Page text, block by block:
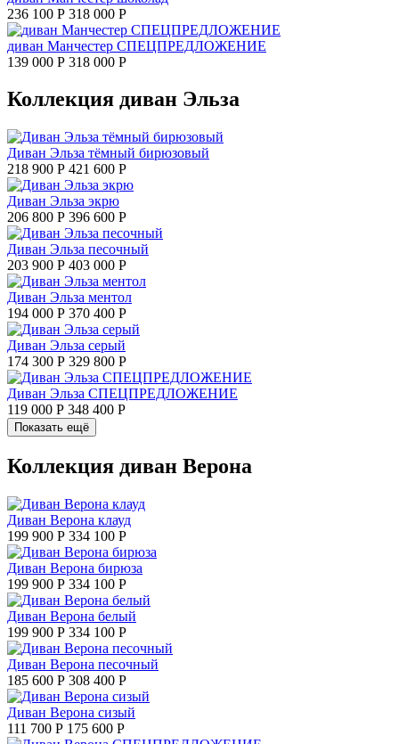
236 100 Р 318 000 Р
диван Манчестер СПЕЦПРЕДЛОЖЕНИЕ
139 000 Р 318 000 Р
Коллекция диван Эльза
Диван Эльза тёмный бирюзовый
218 900 Р 421 600 Р
Диван Эльза экрю
206 800 Р 396 600 Р
Диван Эльза песочный
203 900 Р 403 000 Р
Диван Эльза ментол
194 000 Р 370 400 Р
Диван Эльза серый
174 300 Р 329 800 Р
Диван Эльза СПЕЦПРЕДЛОЖЕНИЕ
119 000 Р 348 400 Р
Показать ещё
Коллекция диван Верона
Диван Верона клауд
199 900 Р 334 100 Р
Диван Верона бирюза
199 900 Р 334 100 Р
Диван Верона белый
199 900 Р 334 100 Р
Диван Верона песочный
185 600 Р 308 400 Р
Диван Верона сизый
111 700 Р 175 600 Р